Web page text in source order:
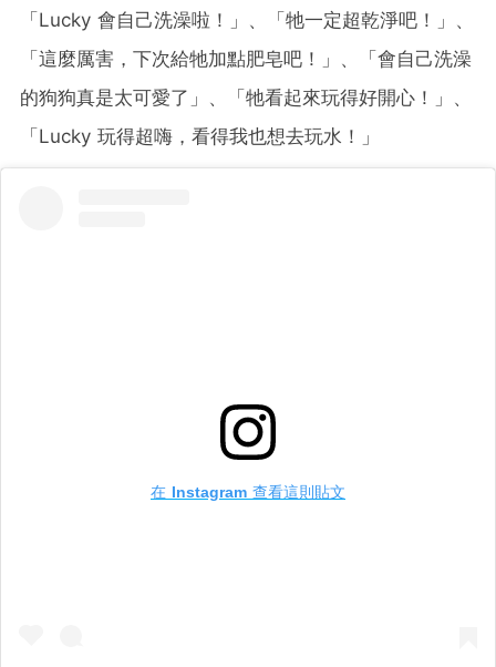
「Lucky 會自己洗澡啦！」、「牠一定超乾淨吧！」、
「這麼厲害，下次給牠加點肥皂吧！」、「會自己洗澡
的狗狗真是太可愛了」、「牠看起來玩得好開心！」、
「Lucky 玩得超嗨，看得我也想去玩水！」
在 Instagram 查看這則貼文